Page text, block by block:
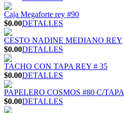
Caja Megaforte rey #90
$0.00DETALLES
CESTO NADINE MEDIANO REY
$0.00DETALLES
TACHO CON TAPA REY # 35
$0.00DETALLES
PAPELERO COSMOS #80 C/TAPA
$0.00DETALLES